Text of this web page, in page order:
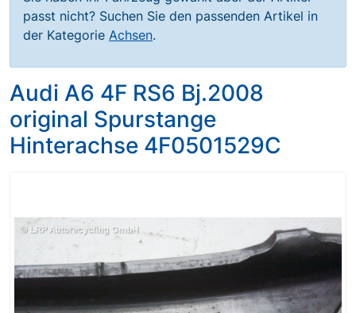
passt nicht? Suchen Sie den passenden Artikel in
der Kategorie Achsen.
Audi A6 4F RS6 Bj.2008
original Spurstange
Hinterachse 4F0501529C